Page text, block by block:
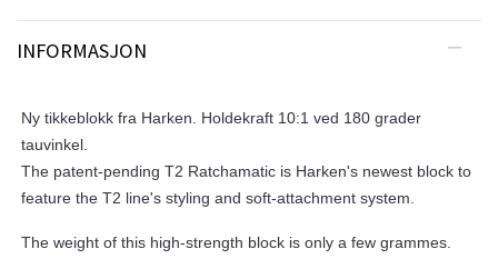
INFORMASJON
Ny tikkeblokk fra Harken. Holdekraft 10:1 ved 180 grader
tauvinkel.
The patent-pending T2 Ratchamatic is Harken's newest block to
feature the T2 line's styling and soft-attachment system.
The weight of this high-strength block is only a few grammes.